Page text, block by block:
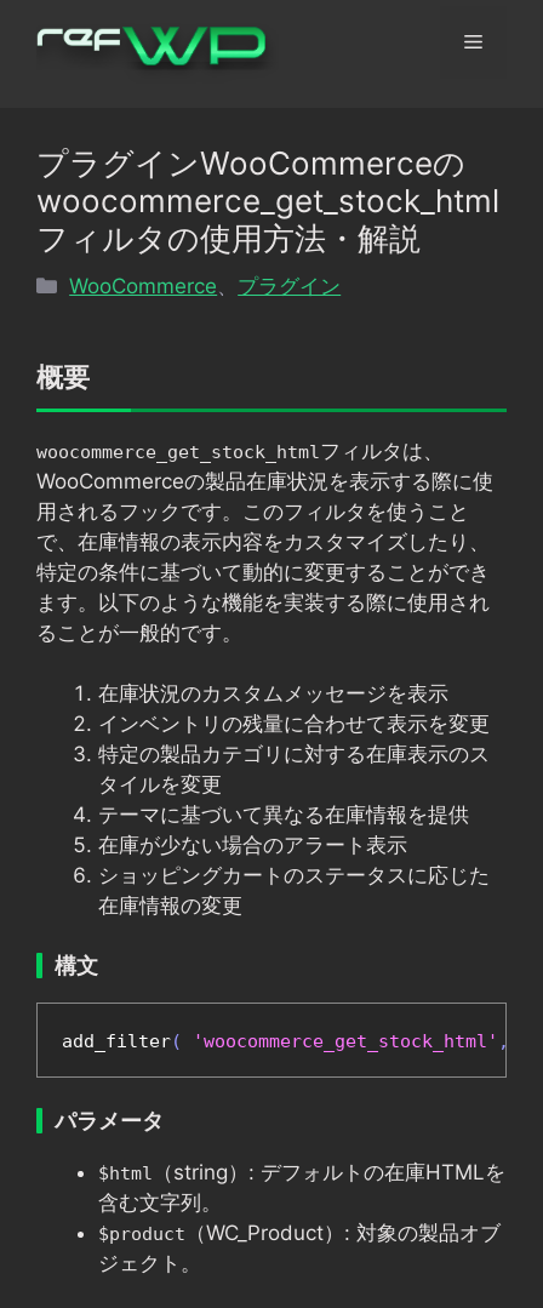
メ
ュ
プラグインWooCommerceの
woocommerce_get_stock_html
フィルタの使用方法・解説
カ
リ
WooCommerce プラグイン
概要
woocommerce_get_stock_html フィルタは、
WooCommerceの製品在庫状況を表示する際に使
用されるフックです。このフィルタを使うこと
で、在庫情報の表示内容をカスタマイズしたり、
特定の条件に基づいて動的に変更することができ
ます。以下のような機能を実装する際に使用され
ることが一般的です。
在庫状況のカスタムメッセージを表示
インベントリの残量に合わせて表示を変更
特定の製品カテゴリに対する在庫表示のス
タイルを変更
テーマに基づいて異なる在庫情報を提供
在庫が少ない場合のアラート表示
ショッピングカートのステータスに応じた
在庫情報の変更
構文
add_filter( 'woocommerce_get_stock_html' ,
パラメータ
$html
（string）: デフォルトの在庫HTMLを
含む文字列。
$product
（WC_Product）: 対象の製品オブ
ジェクト。